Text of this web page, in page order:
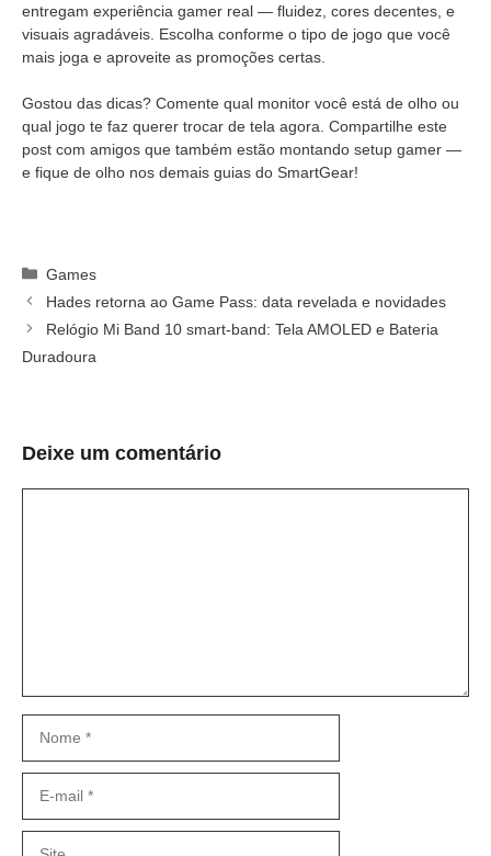
entregam experiência gamer real — fluidez, cores decentes, e
visuais agradáveis. Escolha conforme o tipo de jogo que você
mais joga e aproveite as promoções certas.
Gostou das dicas? Comente qual monitor você está de olho ou
qual jogo te faz querer trocar de tela agora. Compartilhe este
post com amigos que também estão montando setup gamer —
e fique de olho nos demais guias do SmartGear!
Categorias
Games
Hades retorna ao Game Pass: data revelada e novidades
Relógio Mi Band 10 smart-band: Tela AMOLED e Bateria
Duradoura
Deixe um comentário
mail